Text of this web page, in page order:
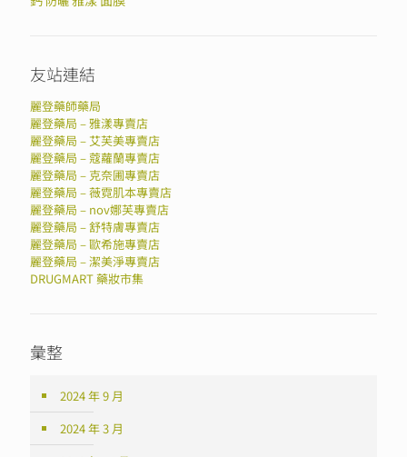
友站連結
麗登藥師藥局
麗登藥局 – 雅漾專賣店
麗登藥局 – 艾芙美專賣店
麗登藥局 – 蔻蘿蘭專賣店
麗登藥局 – 克奈圃專賣店
麗登藥局 – 薇霓肌本專賣店
麗登藥局 – nov娜芙專賣店
麗登藥局 – 舒特膚專賣店
麗登藥局 – 歐希施專賣店
麗登藥局 – 潔美淨專賣店
DRUGMART 藥妝市集
彙整
2024 年 9 月
2024 年 3 月